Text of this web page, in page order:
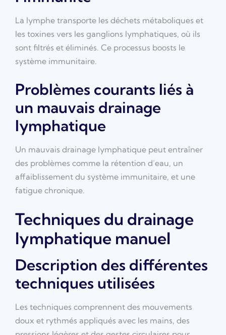
La lymphe transporte les déchets métaboliques et
les toxines vers les ganglions lymphatiques, où ils
sont filtrés et éliminés. Ce processus boosts le
système immunitaire.
Problèmes courants liés à
un mauvais drainage
lymphatique
Un mauvais drainage lymphatique peut entraîner
des problèmes comme la rétention d’eau, un
affaiblissement du système immunitaire, et une
fatigue chronique.
Techniques du drainage
lymphatique manuel
Description des différentes
techniques utilisées
Les techniques comprennent des mouvements
doux et rythmés appliqués avec les mains, des